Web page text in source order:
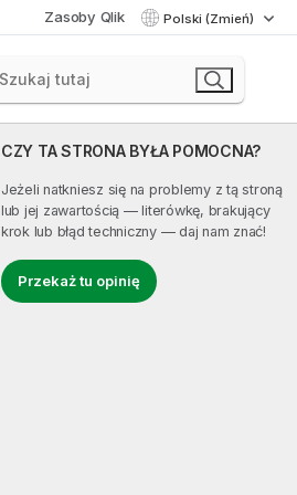
Zasoby Qlik Polski (Zmień)
CZY TA STRONA BYŁA POMOCNA?
Jeżeli natkniesz się na problemy z tą stroną
lub jej zawartością — literówkę, brakujący
krok lub błąd techniczny — daj nam znać!
Przekaż tu opinię